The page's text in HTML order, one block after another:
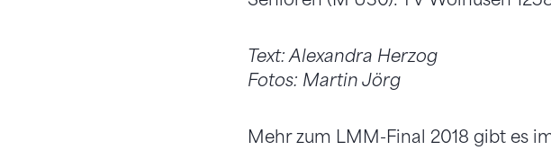
Text: Alexandra Herzog
Fotos: Martin Jörg
Mehr zum LMM-Final 2018 gibt es